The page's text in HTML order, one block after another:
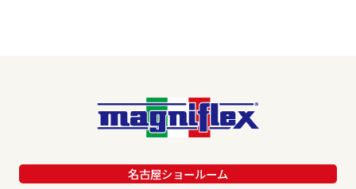
名古屋ショールーム